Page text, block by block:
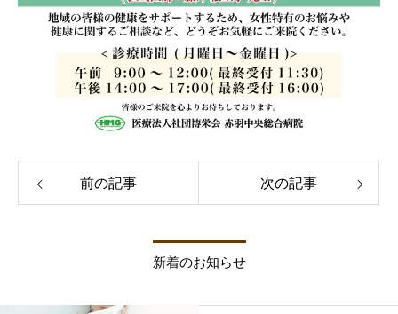
前の記事 次の記事
新着のお知らせ